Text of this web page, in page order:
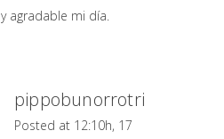
y agradable mi día.
pippobunorrotri
Posted at 12:10h, 17